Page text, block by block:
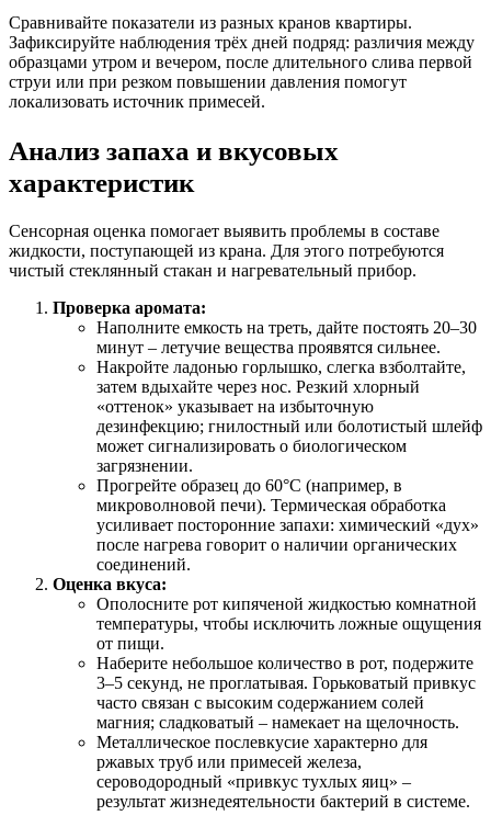
Сравнивайте показатели из разных кранов квартиры.
Зафиксируйте наблюдения трёх дней подряд: различия между
образцами утром и вечером, после длительного слива первой
струи или при резком повышении давления помогут
локализовать источник примесей.
Анализ запаха и вкусовых
характеристик
Сенсорная оценка помогает выявить проблемы в составе
жидкости, поступающей из крана. Для этого потребуются
чистый стеклянный стакан и нагревательный прибор.
Проверка аромата:
Наполните емкость на треть, дайте постоять 20–30
минут – летучие вещества проявятся сильнее.
Накройте ладонью горлышко, слегка взболтайте,
затем вдыхайте через нос. Резкий хлорный
«оттенок» указывает на избыточную
дезинфекцию; гнилостный или болотистый шлейф
может сигнализировать о биологическом
загрязнении.
Прогрейте образец до 60°C (например, в
микроволновой печи). Термическая обработка
усиливает посторонние запахи: химический «дух»
после нагрева говорит о наличии органических
соединений.
Оценка вкуса:
Ополосните рот кипяченой жидкостью комнатной
температуры, чтобы исключить ложные ощущения
от пищи.
Наберите небольшое количество в рот, подержите
3–5 секунд, не проглатывая. Горьковатый привкус
часто связан с высоким содержанием солей
магния; сладковатый – намекает на щелочность.
Металлическое послевкусие характерно для
ржавых труб или примесей железа,
сероводородный «привкус тухлых яиц» –
результат жизнедеятельности бактерий в системе.